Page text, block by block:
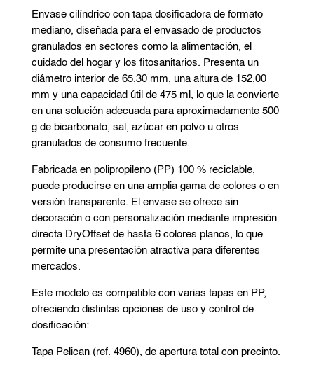
Envase cilíndrico con tapa dosificadora de formato
mediano, diseñada para el envasado de productos
granulados en sectores como la alimentación, el
cuidado del hogar y los fitosanitarios. Presenta un
diámetro interior de 65,30 mm, una altura de 152,00
mm y una capacidad útil de 475 ml, lo que la convierte
en una solución adecuada para aproximadamente 500
g de bicarbonato, sal, azúcar en polvo u otros
granulados de consumo frecuente.
Fabricada en polipropileno (PP) 100 % reciclable,
puede producirse en una amplia gama de colores o en
versión transparente. El envase se ofrece sin
decoración o con personalización mediante impresión
directa DryOffset de hasta 6 colores planos, lo que
permite una presentación atractiva para diferentes
mercados.
Este modelo es compatible con varias tapas en PP,
ofreciendo distintas opciones de uso y control de
dosificación:
Tapa Pelican (ref. 4960), de apertura total con precinto.